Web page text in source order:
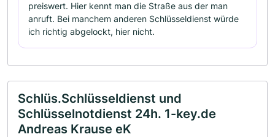
preiswert. Hier kennt man die Straße aus der man
anruft. Bei manchem anderen Schlüsseldienst würde
ich richtig abgelockt, hier nicht.
Schlüs.Schlüsseldienst und
Schlüsselnotdienst 24h. 1-key.de
Andreas Krause eK